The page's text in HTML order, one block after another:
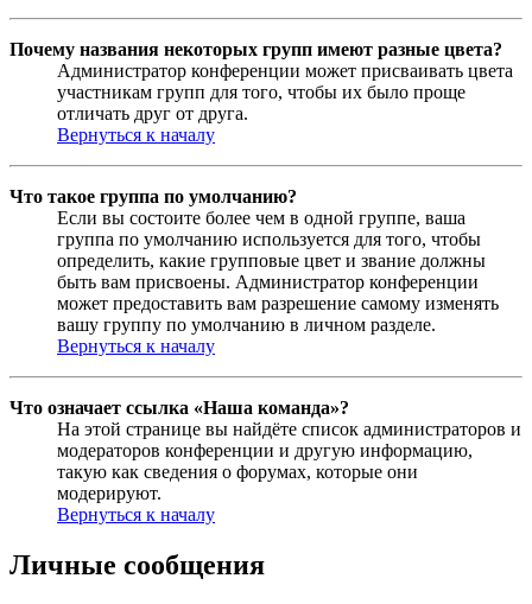
Почему названия некоторых групп имеют разные цвета?
Администратор конференции может присваивать цвета
участникам групп для того, чтобы их было проще
отличать друг от друга.
Вернуться к началу
Что такое группа по умолчанию?
Если вы состоите более чем в одной группе, ваша
группа по умолчанию используется для того, чтобы
определить, какие групповые цвет и звание должны
быть вам присвоены. Администратор конференции
может предоставить вам разрешение самому изменять
вашу группу по умолчанию в личном разделе.
Вернуться к началу
Что означает ссылка «Наша команда»?
На этой странице вы найдёте список администраторов и
модераторов конференции и другую информацию,
такую как сведения о форумах, которые они
модерируют.
Вернуться к началу
Личные сообщения